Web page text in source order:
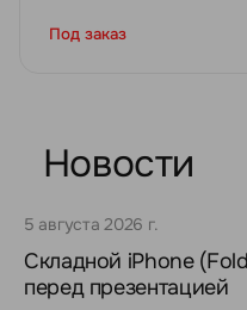
Под заказ
Новости
5 августа 2026 г.
Складной iPhone
перед презентацией